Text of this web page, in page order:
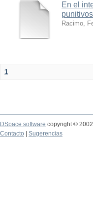
En el
Racimo,
1
DSpace software copyright ©
Contacto
Sugerencias